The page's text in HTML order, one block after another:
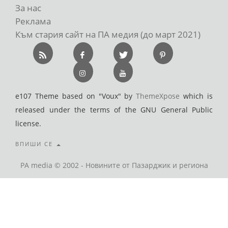
За нас
Реклама
Към стария сайт на ПА медия (до март 2021)
e107 Theme based on "Voux" byThemeXpose which is
released under the terms of the GNU General Public
license.
ВПИШИ СЕ
PA media © 2002 - Новините от Пазарджик и региона